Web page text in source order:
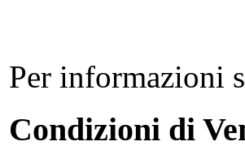
Per informazioni
Condizioni di